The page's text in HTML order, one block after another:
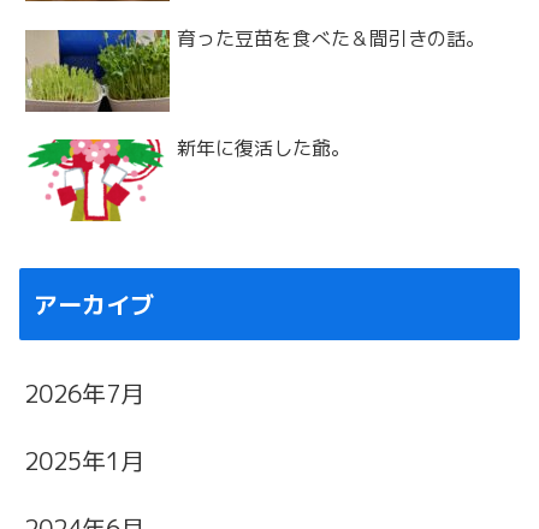
育った豆苗を食べた＆間引きの話。
新年に復活した爺。
アーカイブ
2026年7月
2025年1月